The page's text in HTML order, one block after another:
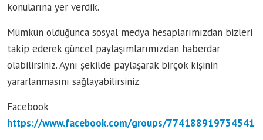
konularına yer verdik.
Mümkün olduğunca sosyal medya hesaplarımızdan bizleri
takip ederek güncel paylaşımlarımızdan haberdar
olabilirsiniz. Aynı şekilde paylaşarak birçok kişinin
yararlanmasını sağlayabilirsiniz.
Facebook
https://www.facebook.com/groups/774188919734541